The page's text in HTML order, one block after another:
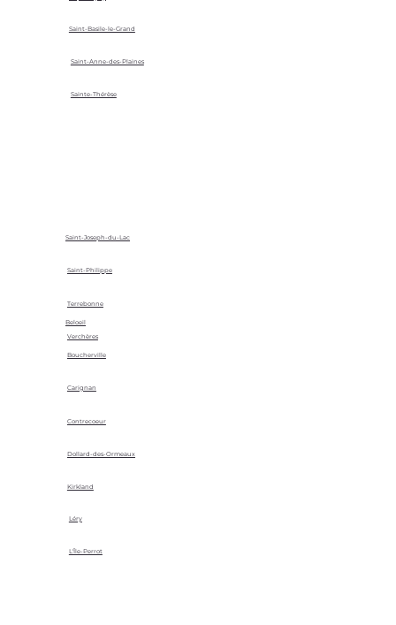
Saint-Basile-le-Grand
Saint-Anne-des-Plaines
Sainte-Thérèse
Saint-Joseph-du-Lac
Saint-Philippe
Terrebonne
Verchères
Beloeil
Boucherville
Carignan
Contrecoeur
Dollard-des-Ormeaux
Kirkland
Léry
L'Île-Perrot